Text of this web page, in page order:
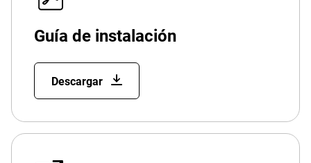
Guía de instalación
Descargar